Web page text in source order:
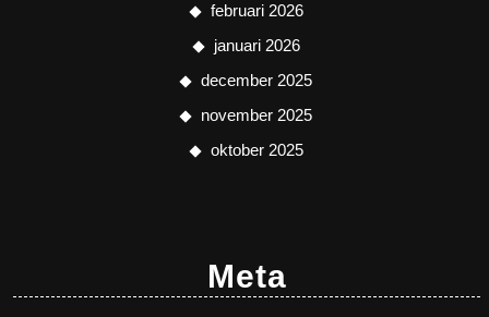
februari 2026
januari 2026
december 2025
november 2025
oktober 2025
Meta